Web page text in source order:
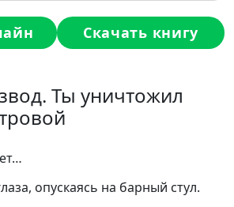
Скачать книгу
Ты уничтожил
опускаясь на барный стул.